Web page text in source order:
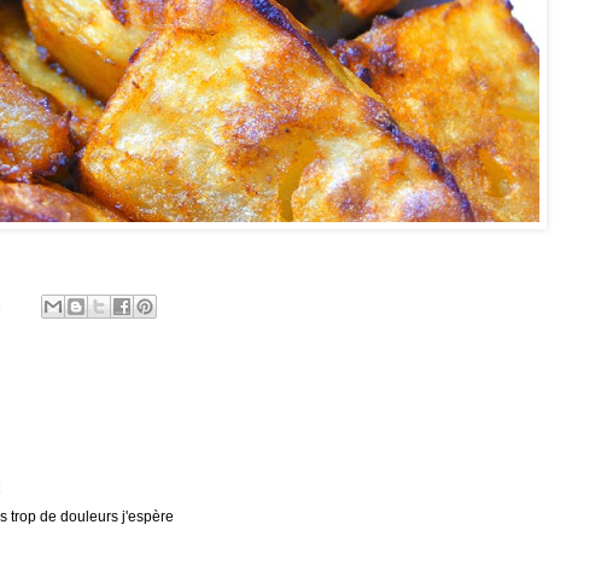
trop de douleurs j'espère